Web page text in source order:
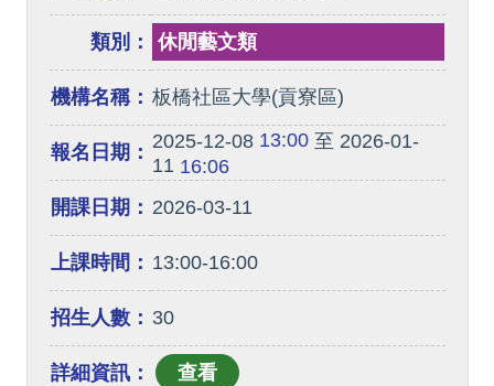
類別： 休閒藝文類
機構名稱： 板橋社區大學(貢寮區)
報名日期： 2025-12-0813:00至 2026-01-
1116:06
開課日期： 2026-03-11
上課時間： 13:00-16:00
招生人數： 30
詳細資訊：